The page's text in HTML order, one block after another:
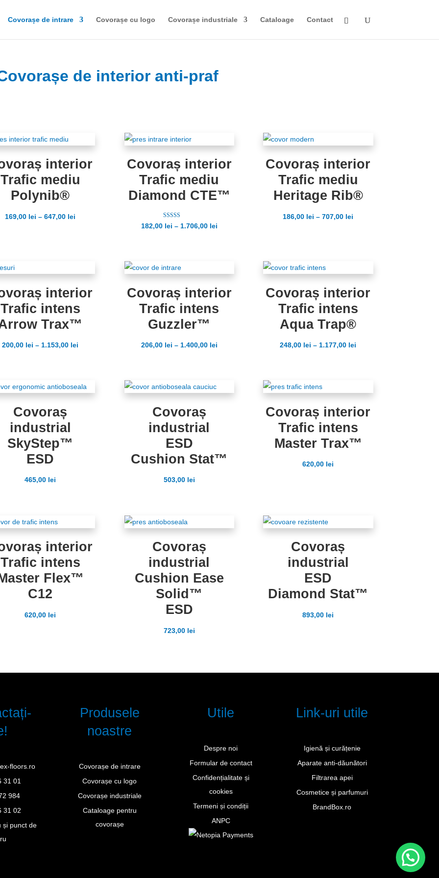
Covorașe de intrare Covorașe cu logo Covorașe industriale Cataloage Contact
de interior anti-praf
interior
Trafic mediu
Polynib®
169,00 lei –647,00 lei
Covoraș interior
Trafic mediu
Diamond CTE™
Evaluat la
5.00
182,00 lei – 1.706,00 lei
Covoraș interior
Trafic mediu
Heritage Rib®
186,00 lei –707,00 lei
interior
Trafic intens
Trax™
200,00 lei –1.153,00 lei
Covoraș interior
Trafic intens
Guzzler™
206,00 lei – 1.400,00 lei
Covoraș interior
Trafic intens
Aqua Trap®
248,00 lei –1.177,00 lei
Covoraș
industrial
SkyStep™
ESD
465,00 lei
Covoraș
industrial
ESD
Cushion Stat™
503,00 lei
Covoraș interior
Trafic intens
Master Trax™
620,00 lei
interior
Trafic intens
Flex™
C12
620,00 lei
Covoraș
industrial
Cushion Ease
Solid™
ESD
723,00 lei
Covoraș
industrial
ESD
Diamond Stat™
893,00 lei
floors.ro
31 01
984
31 02
și punct de
Produsele
noastre
Covorașe de intrare
Covorașe cu logo
Covorașe industriale
Cataloage pentru
covorașe
Utile
Despre noi
Formular de contact
Confidențialitate și
cookies
Termeni și condiții
ANPC
Link-uri utile
Igienă și curățenie
Aparate anti-dăunători
Filtrarea apei
Cosmetice și parfumuri
BrandBox.ro